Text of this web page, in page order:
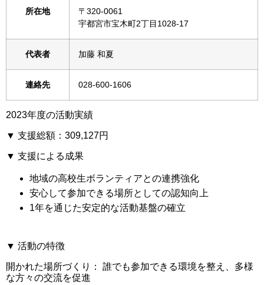
所在地
〒320-0061
宇都宮市宝木町2丁目1028-17
代表者 加藤 和夏
連絡先 028-600-1606
2023年度の活動実績
▼ 支援総額：309,127円
▼ 支援による成果
地域の高校生ボランティアとの連携強化
安心して参加できる場所としての認知向上
1年を通じた安定的な活動基盤の確立
▼ 活動の特徴
開かれた場所づくり：
誰でも参加できる環境を整え、多様
な方々の交流を促進